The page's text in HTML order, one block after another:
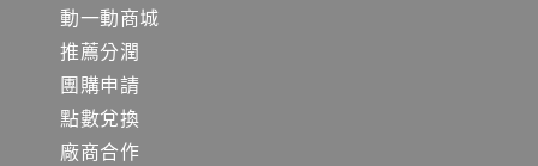
動一動商城
推薦分潤
團購申請
點數兌換
廠商合作